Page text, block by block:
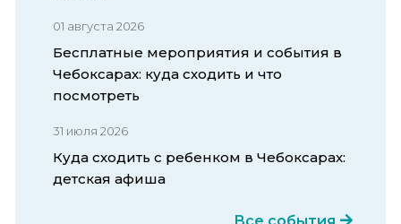
01 августа 2026
Бесплатные мероприятия и события в
Чебоксарах: куда сходить и что
посмотреть
31 июля 2026
Куда сходить с ребенком в Чебоксарах:
детская афиша